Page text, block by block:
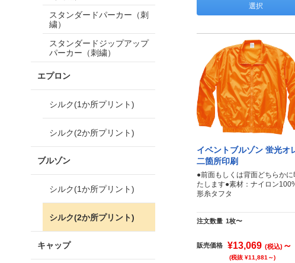
選択
イベントブルゾン 蛍光オ
二箇所印刷
●前面もしくは背面どちらかに
たします●素材：ナイロン
形糸タフタ
注文数量 1枚〜
販売価格 ¥13,069 (税込) ～
(税抜 ¥11,881～)
スタンダードパーカー（刺
繍）
スタンダードジップアップ
パーカー（刺繍）
エプロン
シルク(1か所プリント)
シルク(2か所プリント)
ブルゾン
シルク(1か所プリント)
シルク(2か所プリント)
キャップ